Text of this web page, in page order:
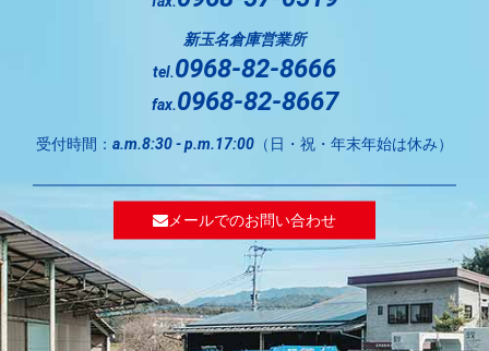
新玉名倉庫営業所
tel.0968-82-8666
fax.0968-82-8667
受付時間： a.m.8:30 - p.m.17:00 （日・祝・年末年始は休み）
メールでのお問い合わせ